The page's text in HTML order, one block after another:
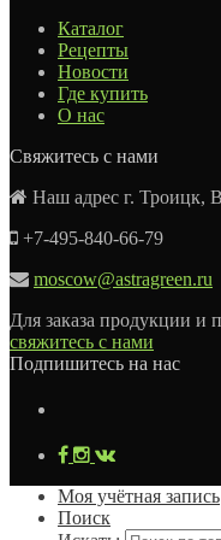
Каталог
Рецепты
Новости
Где купить
О нас
Свяжитесь с нами
Наш адрес г. Троицк,
+7-495-840-66-79
moscow@astragreen.ru
Для заказа продукции и
свяжитесь с нами
Подпишитесь на нас
Моя учётная запись
Поиск